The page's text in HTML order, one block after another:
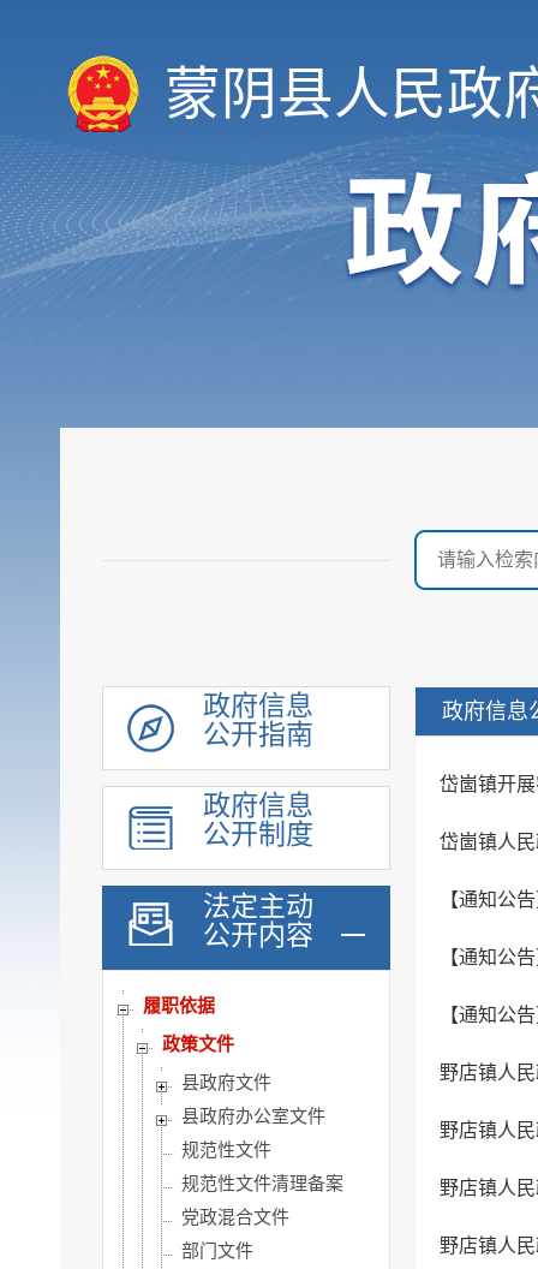
蒙阴县人民政
政府信息
公开指南
政府信息
公开制度
法定主动
公开内容
履职依据
政策文件
县政府文件
县政府办公室文件
规范性文件
规范性文件清理备案
党政混合文件
部门文件
政府信息
岱崮镇开
岱崮镇人
【通知公
【通知公
【通知公
野店镇人
野店镇人
野店镇人
野店镇人